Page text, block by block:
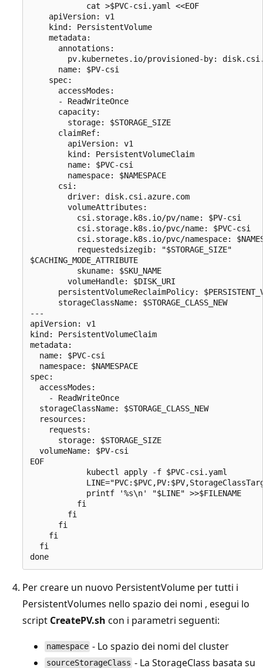
            cat >$PVC-csi.yaml <<EOF
    apiVersion: v1
    kind: PersistentVolume
    metadata:
      annotations:
pv.kubernetes.io/provisioned-by:
      name: $PV-csi
    spec:
      accessModes:
      - ReadWriteOnce
      capacity:
        storage: $STORAGE_SIZE
      claimRef:
        apiVersion: v1
        kind: PersistentVolumeClaim
        name: $PVC-csi
        namespace: $NAMESPACE
      csi:
        driver: disk.csi.azure.com
        volumeAttributes:
          csi.storage.k8s.io/pv/name: $PV-csi
          csi.storage.k8s.io/pvc/name: $PVC-csi
csi.storage.k8s.io/pvc/namespace:
          requestedsizegib: "$STORAGE_SIZE"
$CACHING_MODE_ATTRIBUTE
          skuname: $SKU_NAME
        volumeHandle: $DISK_URI
persistentVolumeReclaimPolicy:
      storageClassName: $STORAGE_CLASS_NEW
---
apiVersion: v1
kind: PersistentVolumeClaim
metadata:
  name: $PVC-csi
  namespace: $NAMESPACE
spec:
  accessModes:
    - ReadWriteOnce
  storageClassName: $STORAGE_CLASS_NEW
  resources:
    requests:
      storage: $STORAGE_SIZE
  volumeName: $PV-csi
EOF
            kubectl apply -f $PVC-csi.yaml
            printf '%s\n' "$LINE" >>$FILENAME
          fi
        fi
      fi
    fi
  fi
Per creare un nuovo PersistentVolume per tutti i
PersistentVolumes nello spazio dei nomi , esegui lo
script CreatePV.sh con i parametri seguenti:
namespace - Lo spazio dei nomi del cluster
sourceStorageClass - La StorageClass basata su